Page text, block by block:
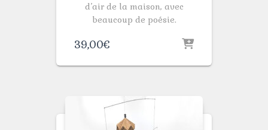
d’air de la maison, avec
beaucoup de poésie.
39,00€